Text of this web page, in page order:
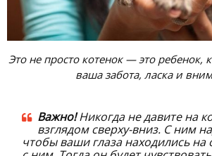
Это не просто котенок — это ребенок,
ваша забота, ласка и
Важно!Никогда не давите на
взглядом сверху-вниз. С ним
чтобы ваши глаза находились